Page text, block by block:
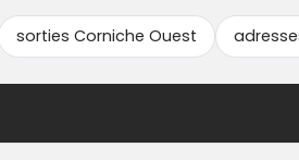
sorties Corniche Ouest